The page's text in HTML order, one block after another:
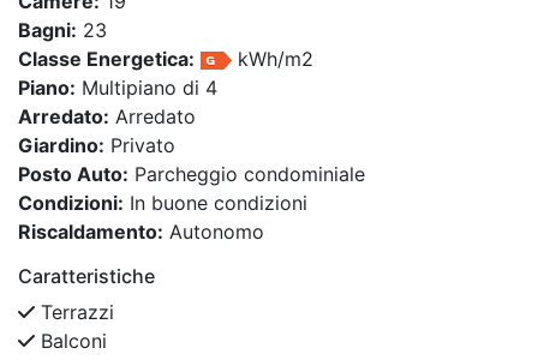
Bagni: 23
Classe Energetica:
kWh/m2
Piano: Multipiano di 4
Arredato: Arredato
Giardino: Privato
Posto Auto: Parcheggio condominiale
Condizioni: In buone condizioni
Riscaldamento: Autonomo
Caratteristiche
Terrazzi
Balconi